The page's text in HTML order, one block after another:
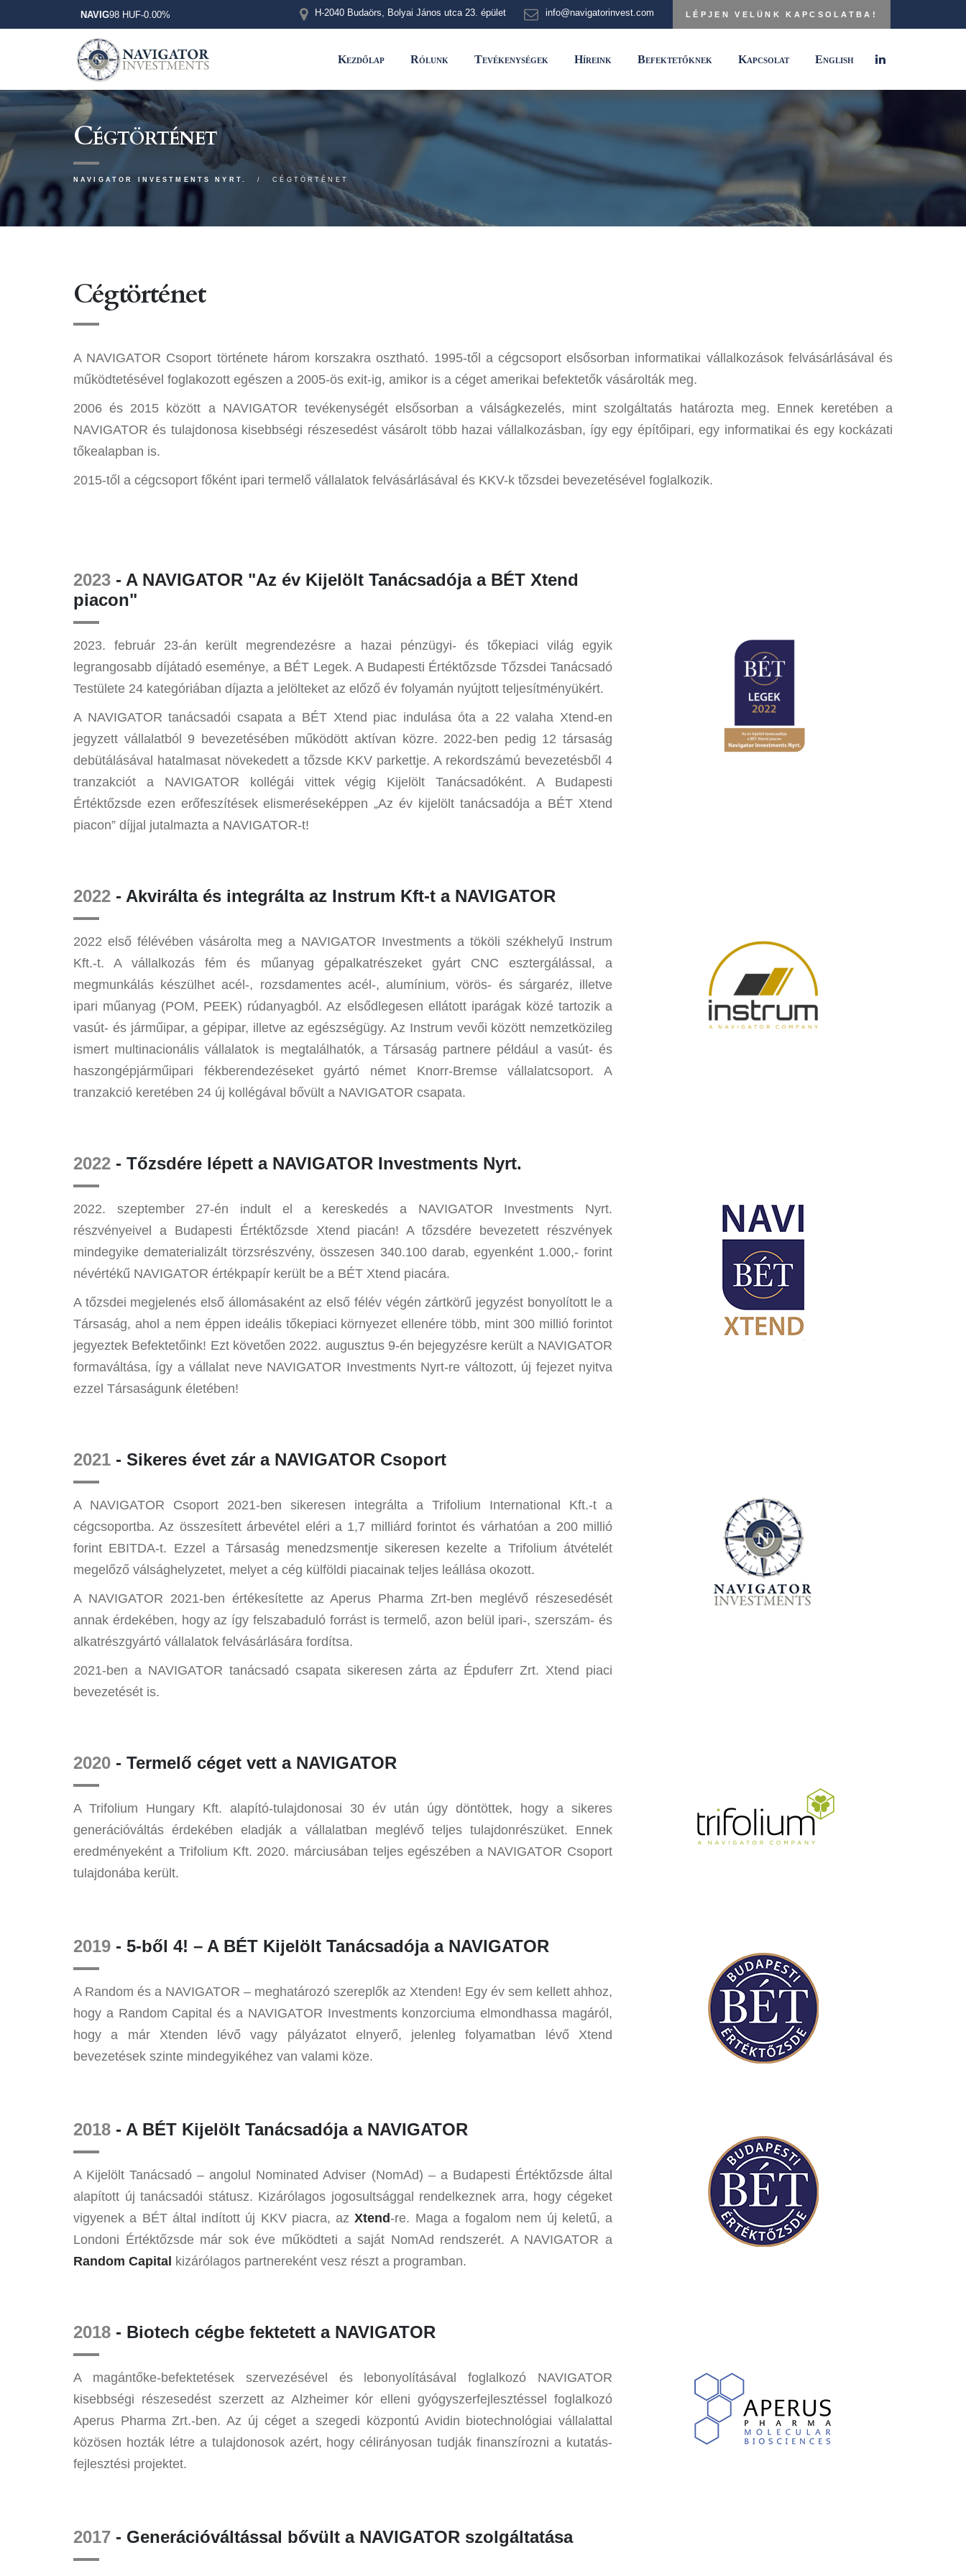
NAVIG98 HUF-0.00% H-2040 Budaörs, Bolyai János utca 23. épület info@navigatorinvest.com LÉPJEN VELÜNK KAPCSOLATBA!
Kezdőlap Rólunk Tevékenységek Híreink Befektetőknek Kapcsolat English
Cégtörténet
NAVIGATOR INVESTMENTS NYRT. CÉGTÖRTÉNET
Cégtörténet
A NAVIGATOR Csoport története három korszakra osztható. 1995-től a cégcsoport elsősorban informatikai vállalkozások felvásárlásával és
működtetésével foglakozott egészen a 2005-ös exit-ig, amikor is a céget amerikai befektetők vásárolták meg.
2006 és 2015 között a NAVIGATOR tevékenységét elsősorban a válságkezelés, mint szolgáltatás határozta meg. Ennek keretében a
NAVIGATOR és tulajdonosa kisebbségi részesedést vásárolt több hazai vállalkozásban, így egy építőipari, egy informatikai és egy kockázati
tőkealapban is.
2015-től a cégcsoport főként ipari termelő vállalatok felvásárlásával és KKV-k tőzsdei bevezetésével foglalkozik.
2023 - A NAVIGATOR "Az év Kijelölt Tanácsadója a BÉT Xtend
piacon"
2023. február 23-án került megrendezésre a hazai pénzügyi- és tőkepiaci világ egyik
legrangosabb díjátadó eseménye, a BÉT Legek. A Budapesti Értéktőzsde Tőzsdei Tanácsadó
Testülete 24 kategóriában díjazta a jelölteket az előző év folyamán nyújtott teljesítményükért.
A NAVIGATOR tanácsadói csapata a BÉT Xtend piac indulása óta a 22 valaha Xtend-en
jegyzett vállalatból 9 bevezetésében működött aktívan közre. 2022-ben pedig 12 társaság
debütálásával hatalmasat növekedett a tőzsde KKV parkettje. A rekordszámú bevezetésből 4
tranzakciót a NAVIGATOR kollégái vittek végig Kijelölt Tanácsadóként. A Budapesti
Értéktőzsde ezen erőfeszítések elismeréseképpen „Az év kijelölt tanácsadója a BÉT Xtend
piacon” díjjal jutalmazta a NAVIGATOR-t!
2022 - Akvirálta és integrálta az Instrum Kft-t a NAVIGATOR
2022 első félévében vásárolta meg a NAVIGATOR Investments a tököli székhelyű Instrum
Kft.-t. A vállalkozás fém és műanyag gépalkatrészeket gyárt CNC esztergálással, a
megmunkálás készülhet acél-, rozsdamentes acél-, alumínium, vörös- és sárgaréz, illetve
ipari műanyag (POM, PEEK) rúdanyagból. Az elsődlegesen ellátott iparágak közé tartozik a
vasút- és járműipar, a gépipar, illetve az egészségügy. Az Instrum vevői között nemzetközileg
ismert multinacionális vállalatok is megtalálhatók, a Társaság partnere például a vasút- és
haszongépjárműipari fékberendezéseket gyártó német Knorr-Bremse vállalatcsoport. A
tranzakció keretében 24 új kollégával bővült a NAVIGATOR csapata.
2022 - Tőzsdére lépett a NAVIGATOR Investments Nyrt.
2022. szeptember 27-én indult el a kereskedés a NAVIGATOR Investments Nyrt.
részvényeivel a Budapesti Értéktőzsde Xtend piacán! A tőzsdére bevezetett részvények
mindegyike dematerializált törzsrészvény, összesen 340.100 darab, egyenként 1.000,- forint
névértékű NAVIGATOR értékpapír került be a BÉT Xtend piacára.
A tőzsdei megjelenés első állomásaként az első félév végén zártkörű jegyzést bonyolított le a
Társaság, ahol a nem éppen ideális tőkepiaci környezet ellenére több, mint 300 millió forintot
jegyeztek Befektetőink! Ezt követően 2022. augusztus 9-én bejegyzésre került a NAVIGATOR
formaváltása, így a vállalat neve NAVIGATOR Investments Nyrt-re változott, új fejezet nyitva
ezzel Társaságunk életében!
2021 - Sikeres évet zár a NAVIGATOR Csoport
A NAVIGATOR Csoport 2021-ben sikeresen integrálta a Trifolium International Kft.-t a
cégcsoportba. Az összesített árbevétel eléri a 1,7 milliárd forintot és várhatóan a 200 millió
forint EBITDA-t. Ezzel a Társaság menedzsmentje sikeresen kezelte a Trifolium átvételét
megelőző válsághelyzetet, melyet a cég külföldi piacainak teljes leállása okozott.
A NAVIGATOR 2021-ben értékesítette az Aperus Pharma Zrt-ben meglévő részesedését
annak érdekében, hogy az így felszabaduló forrást is termelő, azon belül ipari-, szerszám- és
alkatrészgyártó vállalatok felvásárlására fordítsa.
2021-ben a NAVIGATOR tanácsadó csapata sikeresen zárta az Épduferr Zrt. Xtend piaci
bevezetését is.
2020 - Termelő céget vett a NAVIGATOR
A Trifolium Hungary Kft. alapító-tulajdonosai 30 év után úgy döntöttek, hogy a sikeres
generációváltás érdekében eladják a vállalatban meglévő teljes tulajdonrészüket. Ennek
eredményeként a Trifolium Kft. 2020. márciusában teljes egészében a NAVIGATOR Csoport
tulajdonába került.
2019 - 5-ből 4! – A BÉT Kijelölt Tanácsadója a NAVIGATOR
A Random és a NAVIGATOR – meghatározó szereplők az Xtenden! Egy év sem kellett ahhoz,
hogy a Random Capital és a NAVIGATOR Investments konzorciuma elmondhassa magáról,
hogy a már Xtenden lévő vagy pályázatot elnyerő, jelenleg folyamatban lévő Xtend
bevezetések szinte mindegyikéhez van valami köze.
2018 - A BÉT Kijelölt Tanácsadója a NAVIGATOR
A Kijelölt Tanácsadó – angolul Nominated Adviser (NomAd) – a Budapesti Értéktőzsde által
alapított új tanácsadói státusz. Kizárólagos jogosultsággal rendelkeznek arra, hogy cégeket
vigyenek a BÉT által indított új KKV piacra, azXtend-re. Maga a fogalom nem új keletű, a
Londoni Értéktőzsde már sok éve működteti a saját NomAd rendszerét. A NAVIGATOR a
Random Capital kizárólagos partnereként vesz részt a programban.
2018 - Biotech cégbe fektetett a NAVIGATOR
A magántőke-befektetések szervezésével és lebonyolításával foglalkozó NAVIGATOR
kisebbségi részesedést szerzett az Alzheimer kór elleni gyógyszerfejlesztéssel foglalkozó
Aperus Pharma Zrt.-ben. Az új céget a szegedi központú Avidin biotechnológiai vállalattal
közösen hozták létre a tulajdonosok azért, hogy célirányosan tudják finanszírozni a kutatás-
fejlesztési projektet.
2017 - Generációváltással bővült a NAVIGATOR szolgáltatása